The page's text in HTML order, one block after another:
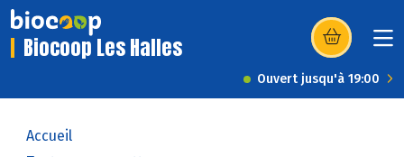
Biocoop Les Halles (s’ouvre dans
Ouvert jusqu'à 19:00
Accueil